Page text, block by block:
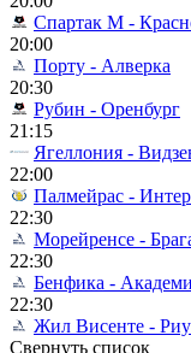
Спартак М -
20:00
Порту - Алверка
20:30
Рубин - Оренбург
21:15
Ягеллония -
22:00
Палмейрас -
22:30
Морейренсе -
22:30
Бенфика -
22:30
Жил Висенте -
Свернуть список